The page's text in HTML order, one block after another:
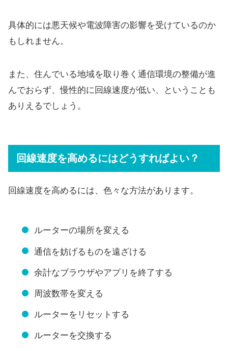
具体的には悪天候や電波障害の影響を受けているのか
もしれません。
また、住んでいる地域を取り巻く通信環境の整備が進
んでおらず、慢性的に回線速度が低い、ということも
ありえるでしょう。
回線速度を高めるにはどうすればよい？
回線速度を高めるには、色々な方法があります。
ルーターの場所を変える
通信を妨げるものを遠ざける
余計なブラウザやアプリを終了する
周波数帯を変える
ルーターをリセットする
ルーターを交換する